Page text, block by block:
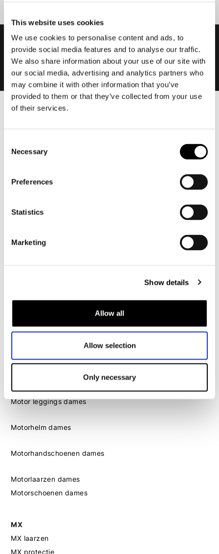
This website uses cookies
We use cookies to personalise content and ads, to
provide social media features and to analyse our traffic.
We also share information about your use of our site with
our social media, advertising and analytics partners who
may combine it with other information that you’ve
provided to them or that they’ve collected from your use
of their services.
Selection
Necessary
Preferences
Statistics
Marketing
Show details
Allow all
Allow selection
Only necessary
Motorbroek heren
Motorjeans heren
Motorhandschoenen heren
Motorkleding dames
Motorbroek dames
Motor leggings dames
Motorhelm dames
Motorhandschoenen dames
Motorlaarzen dames
Motorschoenen dames
MX
MX laarzen
MX protectie